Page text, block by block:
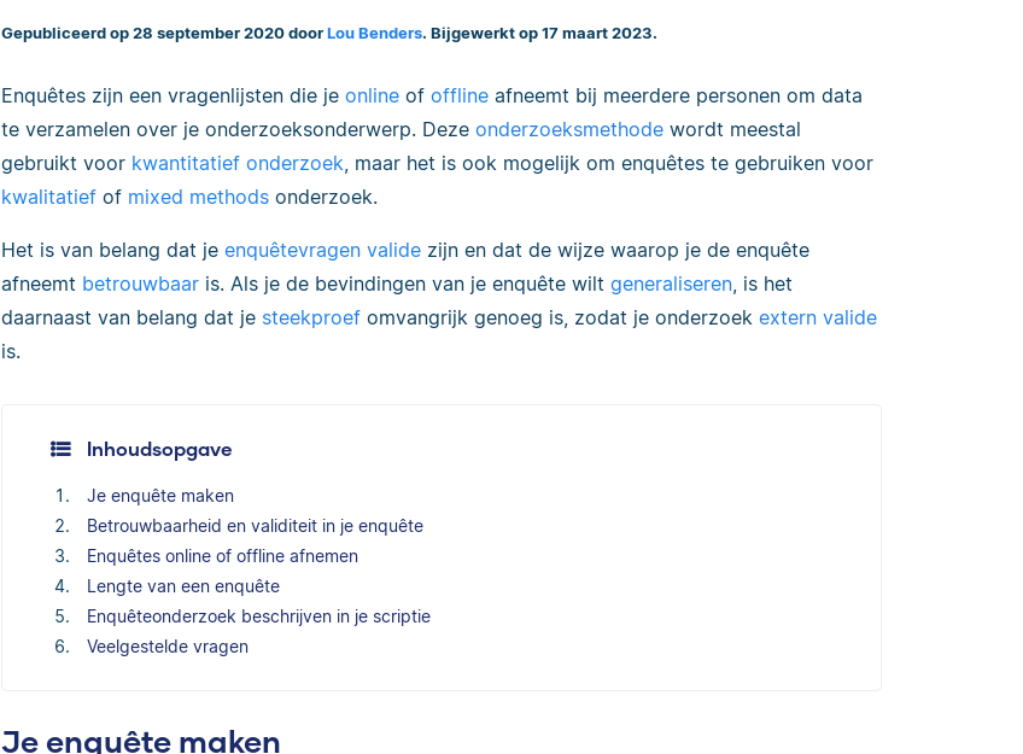
Gepubliceerd op 28 september 2020 door Lou Benders. Bijgewerkt op 17 maart 2023.
Enquêtes zijn een vragenlijsten die je online of offline afneemt bij meerdere personen om data
te verzamelen over je onderzoeksonderwerp. Deze onderzoeksmethode wordt meestal
gebruikt voor kwantitatief onderzoek , maar het is ook mogelijk om enquêtes te gebruiken voor
kwalitatief of mixed methods onderzoek.
Het is van belang dat je enquêtevragen valide zijn en dat de wijze waarop je de enquête
afneemt betrouwbaar is. Als je de bevindingen van je enquête wilt generaliseren , is het
daarnaast van belang dat je steekproef omvangrijk genoeg is, zodat je onderzoek extern valide
is.
Inhoudsopgave
Je enquête maken
Betrouwbaarheid en validiteit in je enquête
Enquêtes online of offline afnemen
Lengte van een enquête
Enquêteonderzoek beschrijven in je scriptie
Veelgestelde vragen
Je enquête maken